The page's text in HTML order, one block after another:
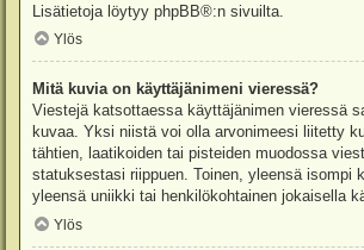
Lisätietoja löytyy phpBB®:n sivuilta.
Ylös
Mitä kuvia on käyttäjänimeni vieressä?
Viestejä katsottaessa käyttäjänimen vieressä
kuvaa. Yksi niistä voi olla arvonimeesi liitetty
tähtien, laatikoiden tai pisteiden muodossa
statuksestasi riippuen. Toinen, yleensä isompi
yleensä uniikki tai henkilökohtainen jokaisella
Ylös